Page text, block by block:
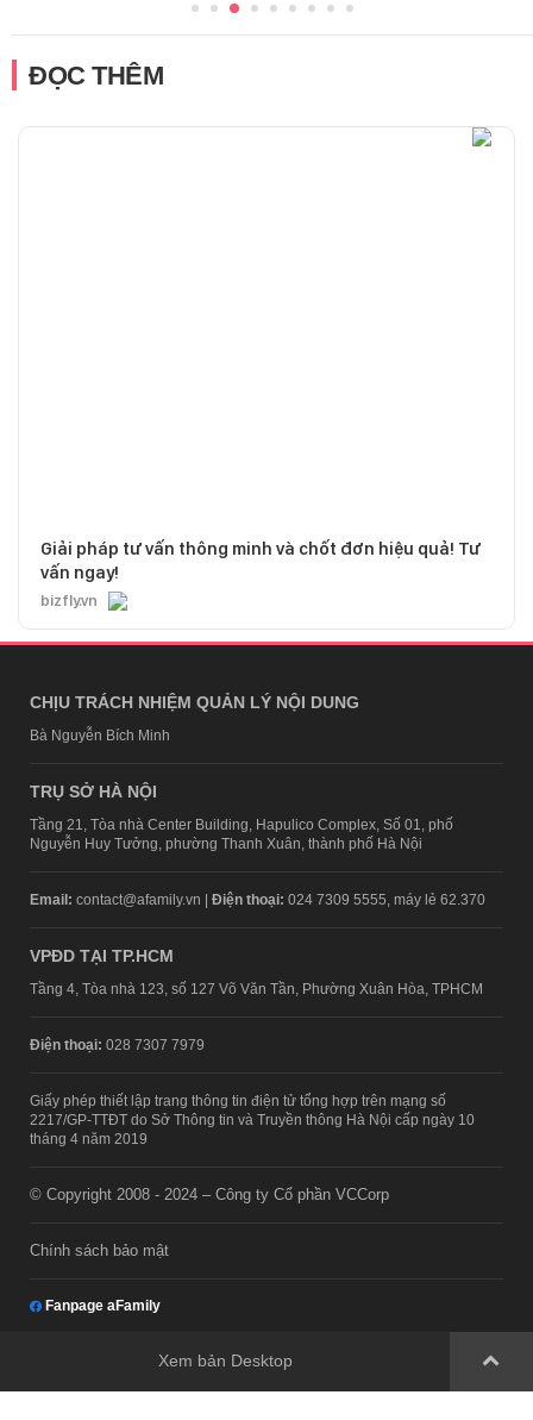
ĐỌC THÊM
Giải pháp tư vấn thông minh và chốt đơn hiệu quả! Tư
vấn ngay!
bizfly.vn
CHỊU TRÁCH NHIỆM QUẢN LÝ NỘI DUNG
Bà Nguyễn Bích Minh
TRỤ SỞ HÀ NỘI
Tầng 21, Tòa nhà Center Building, Hapulico Complex, Số 01, phố
Nguyễn Huy Tưởng, phường Thanh Xuân, thành phố Hà Nội
Email: contact@afamily.vn | Điện thoại: 024 7309 5555, máy lẻ 62.370
VPĐD TẠI TP.HCM
Tầng 4, Tòa nhà 123, số 127 Võ Văn Tần, Phường Xuân Hòa, TPHCM
Điện thoại: 028 7307 7979
Giấy phép thiết lập trang thông tin điện tử tổng hợp trên mạng số
2217/GP-TTĐT do Sở Thông tin và Truyền thông Hà Nội cấp ngày 10
tháng 4 năm 2019
© Copyright 2008 - 2024 – Công ty Cổ phần VCCorp
Chính sách bảo mật
Fanpage aFamily
Xem bản Desktop